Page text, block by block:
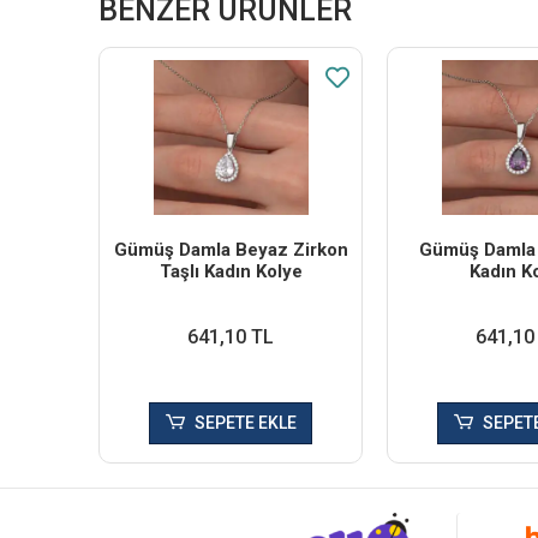
BENZER ÜRÜNLER
Gümüş Damla Beyaz Zirkon
Taşlı Kadın Kolye
641,10 TL
SEPETE EKLE
Gümüş
Kadın